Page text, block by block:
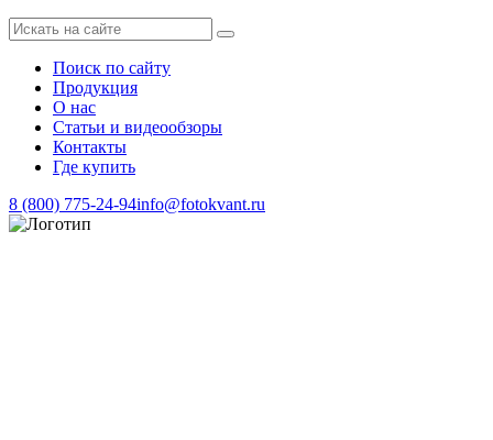
Поиск по сайту
Продукция
О нас
Статьи и видеообзоры
Контакты
Где купить
8 (800) 775-24-94info@fotokvant.ru